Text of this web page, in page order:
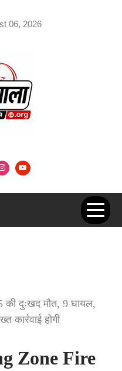
06, 2026
दुःखद मौत, 9 घायल,
कार्रवाई होगी
Zone Fire